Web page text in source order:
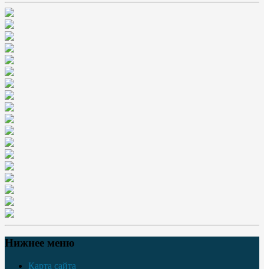
Нижнее меню
Карта сайта